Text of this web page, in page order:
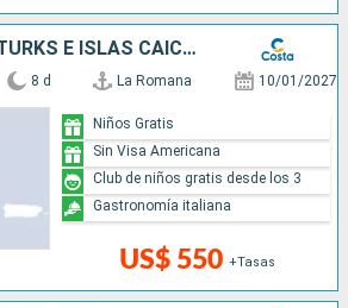
REP. DOMINICANA, TURKS E ISLAS CAICOS
8 d La Romana 10/01/2027
US$ 550 +Tasas
Niños Gratis
Sin Visa Americana
Club de niños gratis desde los 3
Gastronomía italiana